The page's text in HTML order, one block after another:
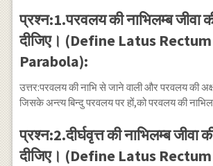
प्रश्न:1.परवलय की नाभिलम्ब जीवा
दीजिए। (Define Latus
Parabola):
उत्तर:परवलय की नाभि से जाने वाली और परवलय की
जिसके अन्त्य बिन्दु परवलय पर हों,को परवलय की
प्रश्न:2.दीर्घवृत्त की नाभिलम्ब जीवा
दीजिए। (Define Latus